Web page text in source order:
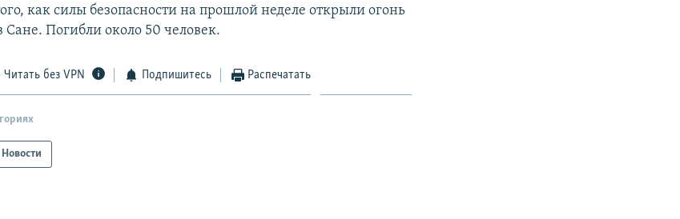
как силы безопасности на прошлой неделе открыли огонь
Сане. Погибли около 50 человек.
Читать без VPN Подпишитесь Распечатать
Новости